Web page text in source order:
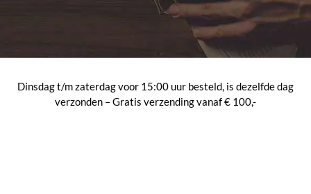
Dinsdag t/m zaterdag voor 15:00 uur besteld, is dezelfde dag
verzonden – Gratis verzending vanaf € 100,-